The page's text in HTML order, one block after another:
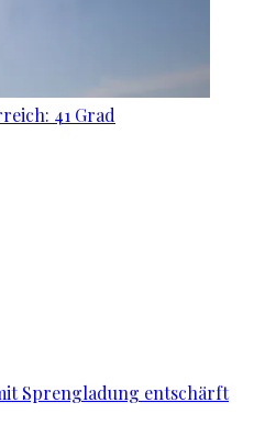
41 Grad
Sprengladung entschärft